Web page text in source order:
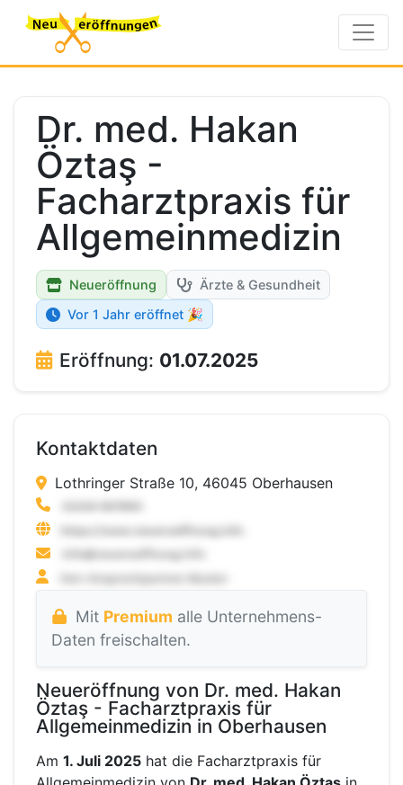
Dr. med. Hakan
Öztaş -
Facharztpraxis für
Allgemeinmedizin
Neueröffnung
Ärzte & Gesundheit
Vor 1 Jahr eröffnet 🎉
Eröffnung: 01.07.2025
Kontaktdaten
Lothringer Straße 10, 46045 Oberhausen
Mit Premium alle Unternehmens-
Daten freischalten.
Neueröffnung von Dr. med. Hakan
Öztaş - Facharztpraxis für
Allgemeinmedizin in Oberhausen
Am 1. Juli 2025 hat die Facharztpraxis für